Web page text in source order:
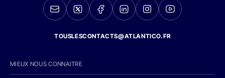
TOUSLESCONTACTS@ATLANTICO.FR
MIEUX NOUS CONNAITRE